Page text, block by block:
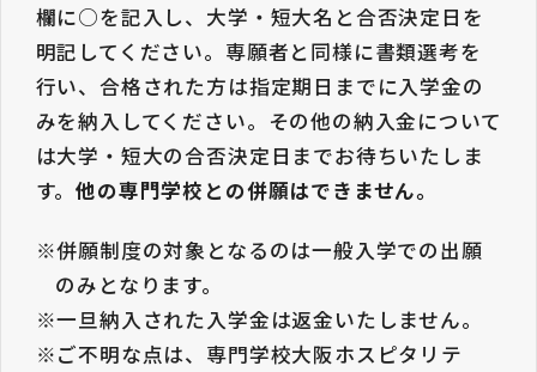
欄に○を記入し、大学・短大名と合否決定日を
明記してください。専願者と同様に書類選考を
行い、合格された方は指定期日までに入学金の
みを納入してください。その他の納入金について
は大学・短大の合否決定日までお待ちいたしま
す。他の専門学校との併願はできません。
※併願制度の対象となるのは一般入学での出願
のみとなります。
※一旦納入された入学金は返金いたしません。
※ご不明な点は、専門学校大阪ホスピタリテ